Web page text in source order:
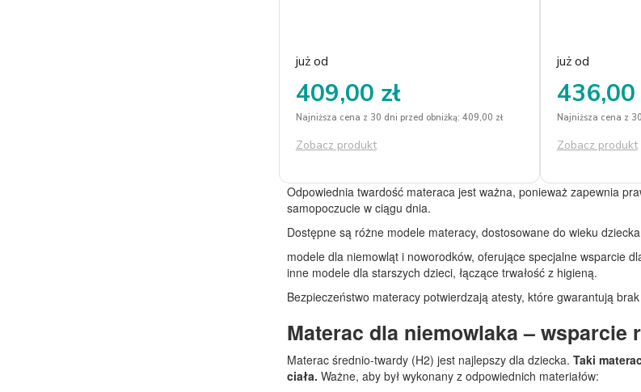
już od
409,00 zł
Najniższa cena z 30 dni przed obniżką: 409,00 zł
Zobacz produkt
już od
436,00
Najniższa cena z
Zobacz produkt
Odpowiednia twardość materaca jest ważna, ponieważ zapewnia
samopoczucie w ciągu dnia.
Dostępne są różne modele materacy, dostosowane do wieku
modele dla niemowląt i noworodków, oferujące specjalne wsparcie
inne modele dla starszych dzieci, łączące trwałość z higieną.
Bezpieczeństwo materacy potwierdzają atesty, które gwarantują
Materac dla niemowlaka – wsparcie
Materac średnio-twardy (H2) jest najlepszy dla dziecka. Taki
ciała. Ważne, aby był wykonany z odpowiednich materiałów: